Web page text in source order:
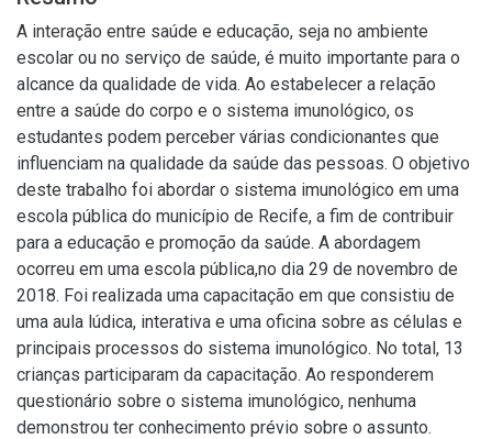
A interação entre saúde e educação, seja no ambiente
escolar ou no serviço de saúde, é muito importante para o
alcance da qualidade de vida. Ao estabelecer a relação
entre a saúde do corpo e o sistema imunológico, os
estudantes podem perceber várias condicionantes que
influenciam na qualidade da saúde das pessoas. O objetivo
deste trabalho foi abordar o sistema imunológico em uma
escola pública do município de Recife, a fim de contribuir
para a educação e promoção da saúde. A abordagem
ocorreu em uma escola pública,no dia 29 de novembro de
2018. Foi realizada uma capacitação em que consistiu de
uma aula lúdica, interativa e uma oficina sobre as células e
principais processos do sistema imunológico. No total, 13
crianças participaram da capacitação. Ao responderem
questionário sobre o sistema imunológico, nenhuma
demonstrou ter conhecimento prévio sobre o assunto.